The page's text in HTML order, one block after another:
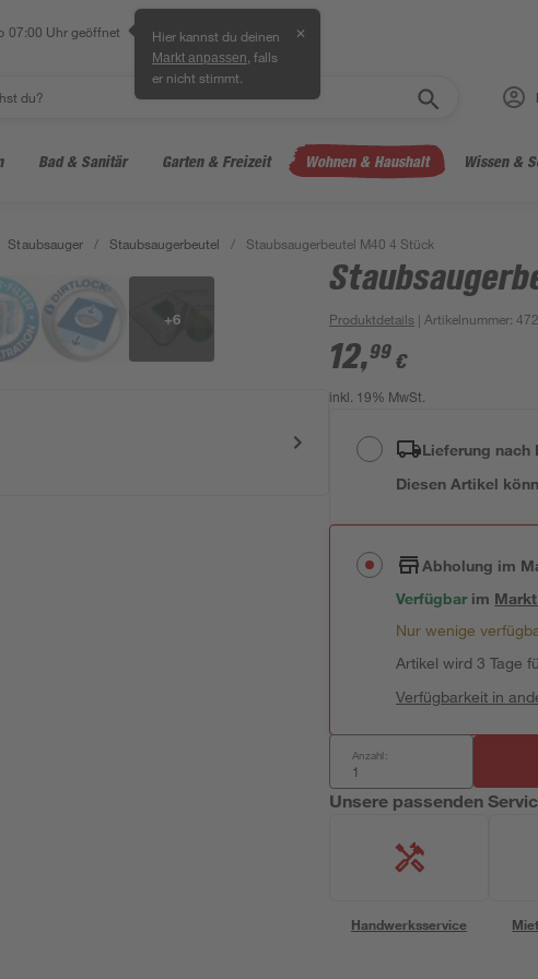
07:00 Uhr geöffnet Hier kannst du deinen
Markt anpassen , falls
er nicht stimmt.
✕
Bad & Sanitär Garten & Freizeit Wohnen & Haushalt Wissen &
Staubsauger / Staubsaugerbeutel / Staubsaugerbeutel M40 4 Stück
+6 Produktdetails | Artikelnummer:
12,99 €
inkl. 19% MwSt.
Lieferung nach
Diesen Artikel
Abholung im
Verfügbar im
Nur wenige
Artikel wird 3 Tage
Verfügbarkeit in
Anzahl:
Unsere passenden
Handwerksservice